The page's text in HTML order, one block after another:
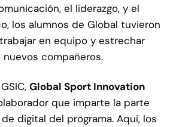
el liderazgo, y el
los alumnos de Global tuvieron
en equipo y estrechar
compañeros.
Global Sport Innovation
que imparte la parte
digital del programa. Aquí, los